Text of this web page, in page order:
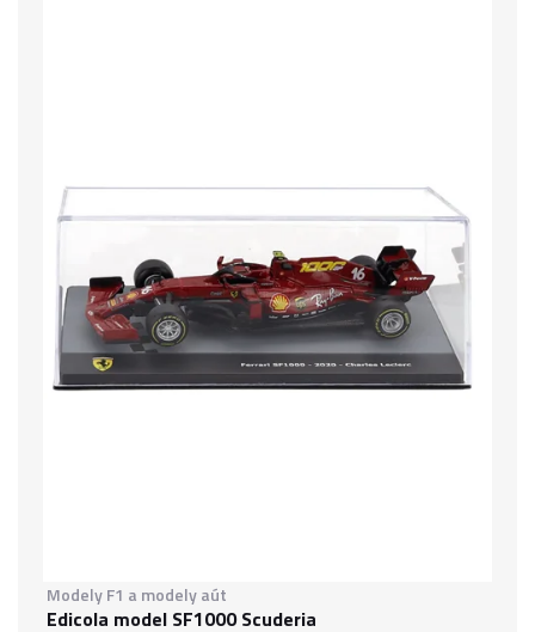
Modely F1 a modely aút
Edicola model SF1000 Scuderia